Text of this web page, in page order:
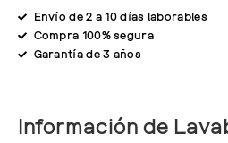
Envío de 2 a 10 días laborables
Compra 100% segura
Garantía de 3 años
Información de